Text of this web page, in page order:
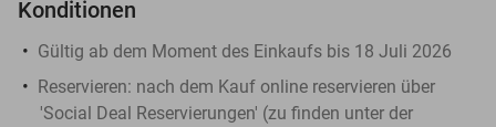
Konditionen
Gültig ab dem Moment des Einkaufs bis 18 Juli 2026
Reservieren: nach dem Kauf online reservieren über
'Social Deal Reservierungen' (zu finden unter der